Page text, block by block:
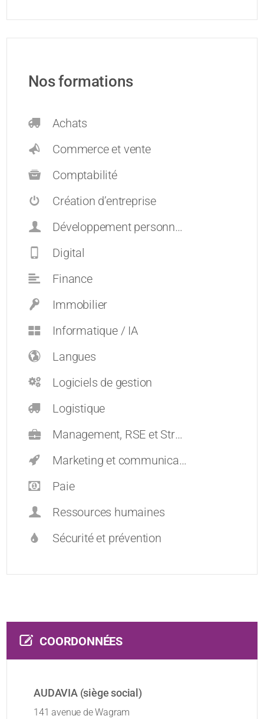
Nos formations
Achats
Commerce et vente
Comptabilité
Création d’entreprise
Développement personnel et carrières
Digital
Finance
Immobilier
Informatique / IA
Langues
Logiciels de gestion
Logistique
Management, RSE et Stratégie
Marketing et communication
Paie
Ressources humaines
Sécurité et prévention
COORDONNÉES
AUDAVIA (siège social)
141 avenue de Wagram